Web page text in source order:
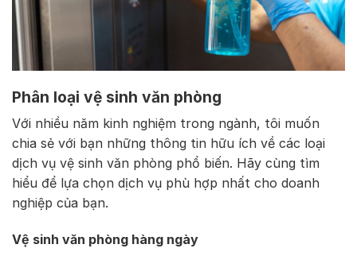
Phân loại vệ sinh văn phòng
Với nhiều năm kinh nghiệm trong ngành, tôi muốn
chia sẻ với bạn những thông tin hữu ích về các loại
dịch vụ vệ sinh văn phòng phổ biến. Hãy cùng tìm
hiểu để lựa chọn dịch vụ phù hợp nhất cho doanh
nghiệp của bạn.
Vệ sinh văn phòng hàng ngày